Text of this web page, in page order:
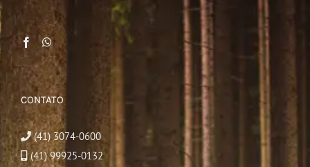
CONTATO
(41) 3074-0600
(41) 99925-0132